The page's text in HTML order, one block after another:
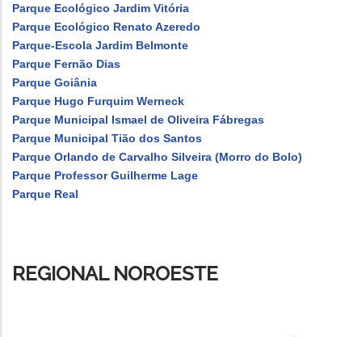
Parque Ecológico Jardim Vitória
Parque Ecológico Renato Azeredo
Parque-Escola Jardim Belmonte
Parque Fernão Dias
Parque Goiânia
Parque Hugo Furquim Werneck
Parque Municipal Ismael de Oliveira Fábregas
Parque Municipal Tião dos Santos
Parque Orlando de Carvalho Silveira (Morro do Bolo)
Parque Professor Guilherme Lage
Parque Real
REGIONAL NOROESTE